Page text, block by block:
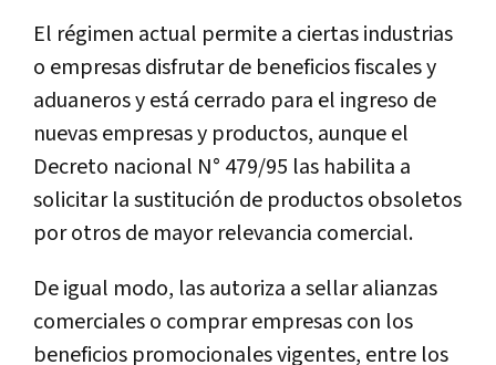
El régimen actual permite a ciertas industrias
o empresas disfrutar de beneficios fiscales y
aduaneros y está cerrado para el ingreso de
nuevas empresas y productos, aunque el
Decreto nacional N° 479/95 las habilita a
solicitar la sustitución de productos obsoletos
por otros de mayor relevancia comercial.
De igual modo, las autoriza a sellar alianzas
comerciales o comprar empresas con los
beneficios promocionales vigentes, entre los